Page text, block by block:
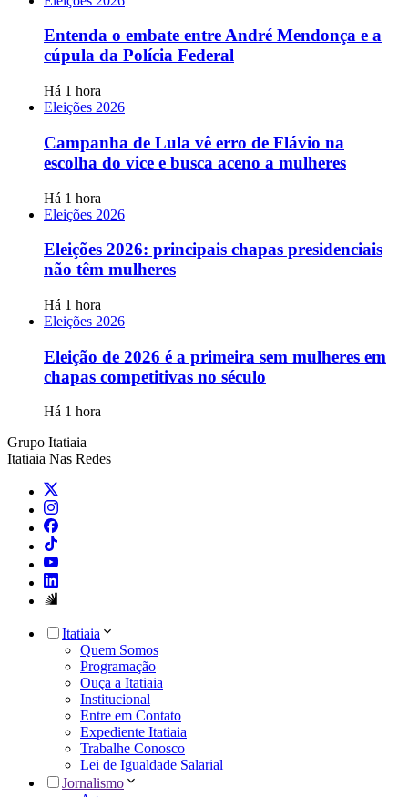
Entenda o embate entre André Mendonça e a
cúpula da Polícia Federal
Há 1 hora
Eleições 2026
Campanha de Lula vê erro de Flávio na
escolha do vice e busca aceno a mulheres
Há 1 hora
Eleições 2026
Eleições 2026: principais chapas presidenciais
não têm mulheres
Há 1 hora
Eleições 2026
Eleição de 2026 é a primeira sem mulheres em
chapas competitivas no século
Há 1 hora
Grupo Itatiaia
Itatiaia Nas Redes
Itatiaia
Quem Somos
Programação
Ouça a Itatiaia
Institucional
Entre em Contato
Expediente Itatiaia
Trabalhe Conosco
Lei de Igualdade Salarial
Jornalismo